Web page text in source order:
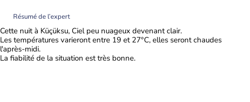
Résumé de l’expert
Cette nuit à Küçüksu, Ciel peu nuageux devenant clair.
Les températures varieront entre 19 et 27°C, elles seront chaudes
l'après-midi.
La fiabilité de la situation est très bonne.